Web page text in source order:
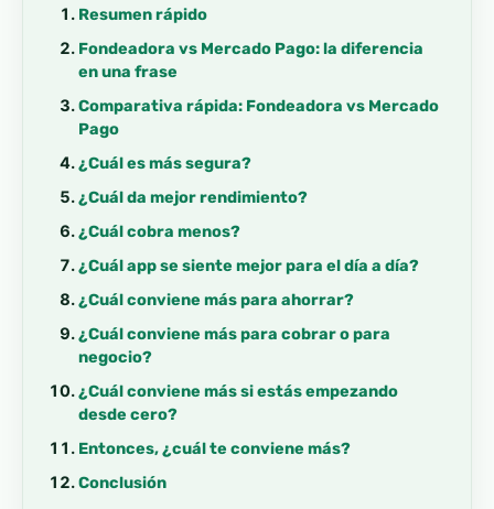
Resumen rápido
Fondeadora vs Mercado Pago: la diferencia
en una frase
Comparativa rápida: Fondeadora vs Mercado
Pago
¿Cuál es más segura?
¿Cuál da mejor rendimiento?
¿Cuál cobra menos?
¿Cuál app se siente mejor para el día a día?
¿Cuál conviene más para ahorrar?
¿Cuál conviene más para cobrar o para
negocio?
¿Cuál conviene más si estás empezando
desde cero?
Entonces, ¿cuál te conviene más?
Conclusión